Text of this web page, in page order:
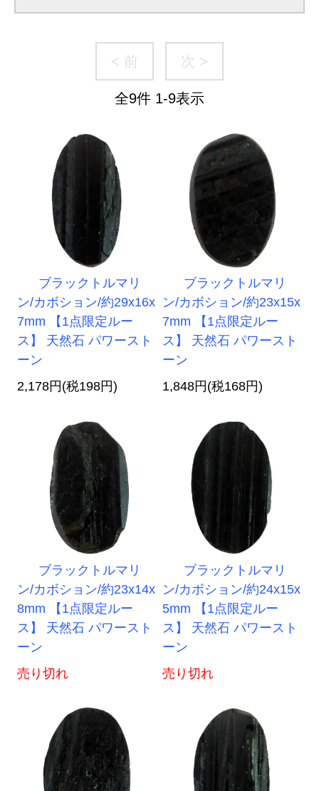
< 前 次 >
全9件 1-9表示
ブラックトルマリ
ン/カボション/約29x16x
7mm 【1点限定ルー
ス】 天然石 パワースト
ーン
2,178円(税198円)
ブラックトルマリ
ン/カボション/約23x15x
7mm 【1点限定ルー
ス】 天然石 パワースト
ーン
1,848円(税168円)
ブラックトルマリ
ン/カボション/約23x14x
8mm 【1点限定ルー
ス】 天然石 パワースト
ーン
売り切れ
ブラックトルマリ
ン/カボション/約24x15x
5mm 【1点限定ルー
ス】 天然石 パワースト
ーン
売り切れ